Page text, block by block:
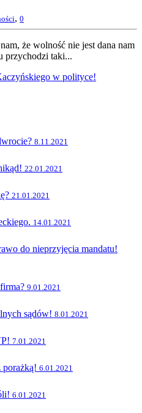
, 0
że wolność nie jest dana nam
przychodzi taki...
w polityce!
8.11.2021
22.01.2021
21.01.2021
14.01.2021
do nieprzyjęcia mandatu!
9.01.2021
sądów! 8.01.2021
7.01.2021
porażką! 6.01.2021
6.01.2021